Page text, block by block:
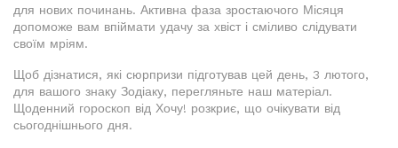
для нових починань. Активна фаза зростаючого Місяця
допоможе вам впіймати удачу за хвіст і сміливо слідувати
своїм мріям.
Щоб дізнатися, які сюрпризи підготував цей день, 3 лютого,
для вашого знаку Зодіаку, перегляньте наш матеріал.
Щоденний гороскоп від Хочу! розкриє, що очікувати від
сьогоднішнього дня.